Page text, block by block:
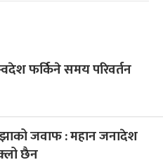
फर्किने समय परिवर्तन
जवाफ : महान जनादेश
छैन